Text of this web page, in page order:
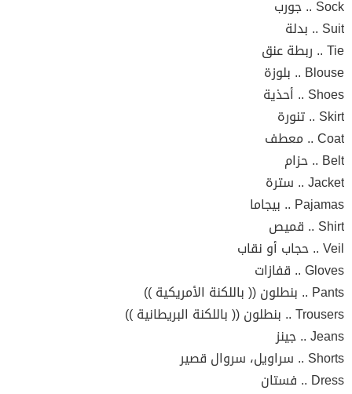
Sock .. جورب
Suit .. بدلة
Tie .. ربطة عنق
Blouse .. بلوزة
Shoes .. أحذية
Skirt .. تنورة
Coat .. معطف
Belt .. حزام
Jacket .. سترة
Pajamas .. بيجاما
Shirt .. قميص
Veil .. حجاب أو نقاب
Gloves .. قفازات
Pants .. بنطلون (( باللكنة الأمريكية ))
Trousers .. بنطلون (( باللكنة البريطانية ))
Jeans .. جينز
Shorts .. سراويل، سروال قصير
Dress .. فستان